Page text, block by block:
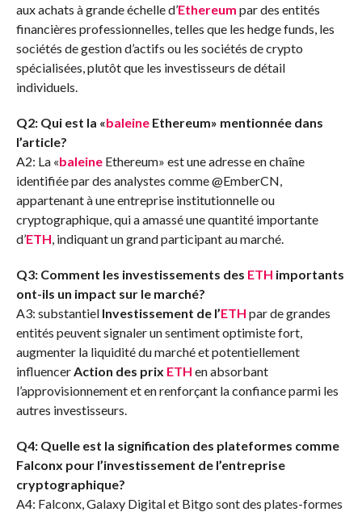
aux achats à grande échelle d’Ethereum par des entités
financières professionnelles, telles que les hedge funds, les
sociétés de gestion d’actifs ou les sociétés de crypto
spécialisées, plutôt que les investisseurs de détail
individuels.
Q2: Qui est la «baleineEthereum» mentionnée dans
l’article?
A2: La «baleineEthereum» est une adresse en chaîne
identifiée par des analystes comme @EmberCN,
appartenant à une entreprise institutionnelle ou
cryptographique, qui a amassé une quantité importante
d’ETH , indiquant un grand participant au marché.
Q3: Comment les investissements des ETH importants
ont-ils un impact sur le marché?
A3: substantiel Investissement de l’ETH par de grandes
entités peuvent signaler un sentiment optimiste fort,
augmenter la liquidité du marché et potentiellement
influencer Action des prix ETH en absorbant
l’approvisionnement et en renforçant la confiance parmi les
autres investisseurs.
Q4: Quelle est la signification des plateformes comme
Falconx pour l’investissement de l’entreprise
cryptographique?
A4: Falconx, Galaxy Digital et Bitgo sont des plates-formes